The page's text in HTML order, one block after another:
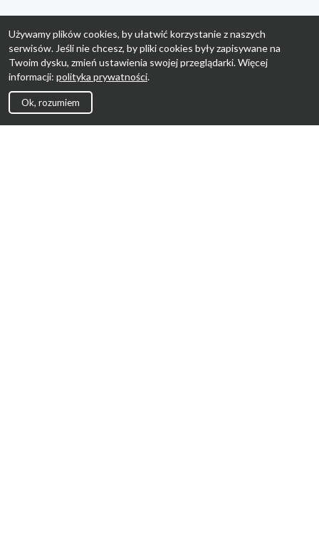
Używamy plików cookies, by ułatwić korzystanie z naszych
serwisów. Jeśli nie chcesz, by pliki cookies były zapisywane na
Twoim dysku, zmień ustawienia swojej przeglądarki. Więcej
informacji: polityka prywatności.
Ok, rozumiem